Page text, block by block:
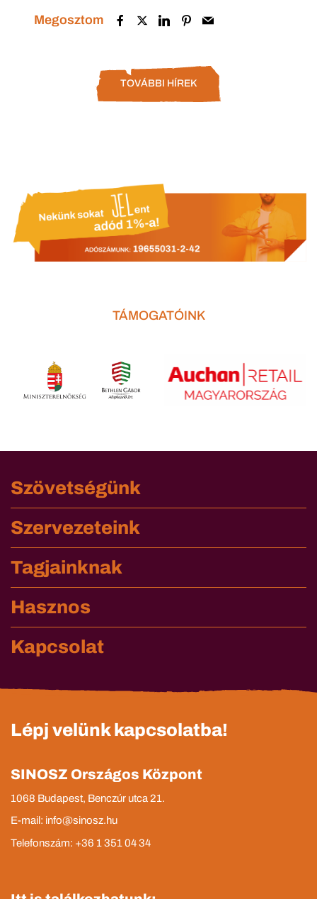
Megosztom
TOVÁBBI HÍREK
TÁMOGATÓINK
Szövetségünk
Szervezeteink
Tagjainknak
Hasznos
Kapcsolat
Lépj velünk kapcsolatba!
SINOSZ Országos Központ
1068 Budapest, Benczúr utca 21.
E-mail: info@sinosz.hu
Telefonszám: +36 1 351 04 34